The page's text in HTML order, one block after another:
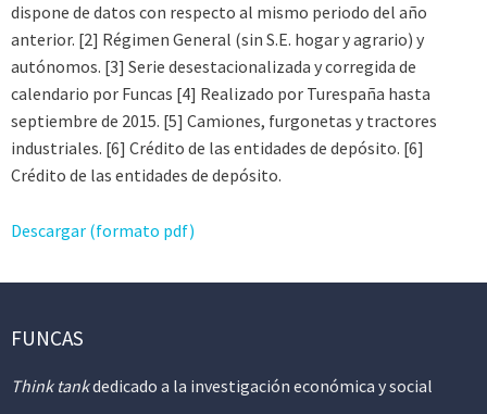
dispone de datos con respecto al mismo periodo del año
anterior. [2] Régimen General (sin S.E. hogar y agrario) y
autónomos. [3] Serie desestacionalizada y corregida de
calendario por Funcas [4] Realizado por Turespaña hasta
septiembre de 2015. [5] Camiones, furgonetas y tractores
industriales. [6] Crédito de las entidades de depósito. [6]
Crédito de las entidades de depósito.
Descargar (formato pdf)
FUNCAS
Think tankdedicado a la investigación económica y social